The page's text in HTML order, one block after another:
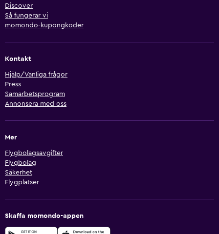
Discover
Så fungerar vi
momondo-kupongkoder
Kontakt
Hjälp/Vanliga frågor
Press
Samarbetsprogram
Annonsera med oss
Mer
Flygbolagsavgifter
Flygbolag
Säkerhet
Flygplatser
Skaffa momondo-appen